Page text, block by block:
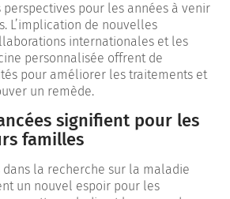
perspectives pour les années à venir
L’implication de nouvelles
internationales et les
personnalisée offrent de
pour améliorer les traitements et
un remède.
signifient pour les
familles
dans la recherche sur la maladie
un nouvel espoir pour les